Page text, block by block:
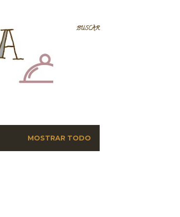
BUSCAR
MOSTRAR TODO